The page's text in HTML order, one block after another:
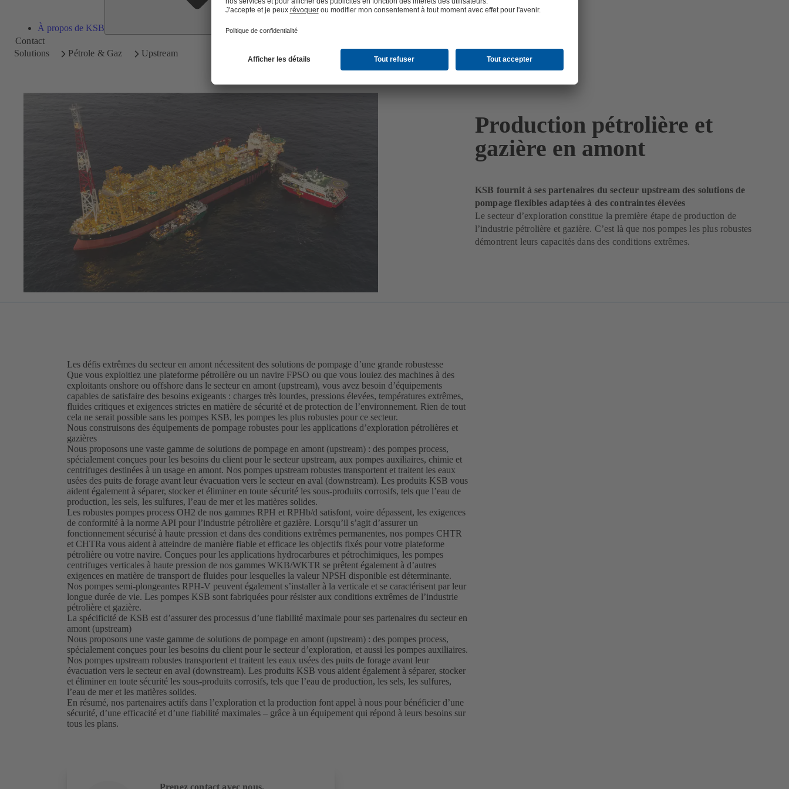
À propos de KSB
Contact
Solutions
Pétrole & Gaz Upstream
Production pétrolière et
gazière en amont
KSB fournit à ses partenaires du secteur upstream des solutions de
pompage flexibles adaptées à des contraintes élevées
Le secteur d’exploration constitue la première étape de production de
l’industrie pétrolière et gazière. C’est là que nos pompes les plus robustes
démontrent leurs capacités dans des conditions extrêmes.
Les défis extrêmes du secteur en amont nécessitent des solutions de pompage d’une grande robustesse
Que vous exploitiez une plateforme pétrolière ou un navire FPSO ou que vous louiez des machines à des
exploitants onshore ou offshore dans le secteur en amont (upstream), vous avez besoin d’équipements
capables de satisfaire des besoins exigeants : charges très lourdes, pressions élevées, températures extrêmes,
fluides critiques et exigences strictes en matière de sécurité et de protection de l’environnement. Rien de tout
cela ne serait possible sans les pompes KSB, les pompes les plus robustes pour ce secteur.
Nous construisons des équipements de pompage robustes pour les applications d’exploration pétrolières et
gazières
Nous proposons une vaste gamme de solutions de pompage en amont (upstream) : des pompes process,
spécialement conçues pour les besoins du client pour le secteur upstream, aux pompes auxiliaires, chimie et
centrifuges destinées à un usage en amont. Nos pompes upstream robustes transportent et traitent les eaux
usées des puits de forage avant leur évacuation vers le secteur en aval (downstream). Les produits KSB vous
aident également à séparer, stocker et éliminer en toute sécurité les sous-produits corrosifs, tels que l’eau de
production, les sels, les sulfures, l’eau de mer et les matières solides.
Les robustes pompes process OH2 de nos gammes RPH et RPHb/d satisfont, voire dépassent, les exigences
de conformité à la norme API pour l’industrie pétrolière et gazière. Lorsqu’il s’agit d’assurer un
fonctionnement sécurisé à haute pression et dans des conditions extrêmes permanentes, nos pompes CHTR
et CHTRa vous aident à atteindre de manière fiable et efficace les objectifs fixés pour votre plateforme
pétrolière ou votre navire. Conçues pour les applications hydrocarbures et pétrochimiques, les pompes
centrifuges verticales à haute pression de nos gammes WKB/WKTR se prêtent également à d’autres
exigences en matière de transport de fluides pour lesquelles la valeur NPSH disponible est déterminante.
Nos pompes semi-plongeantes RPH-V peuvent également s’installer à la verticale et se caractérisent par leur
longue durée de vie. Les pompes KSB sont fabriquées pour résister aux conditions extrêmes de l’industrie
pétrolière et gazière.
La spécificité de KSB est d’assurer des processus d’une fiabilité maximale pour ses partenaires du secteur en
amont (upstream)
Nous proposons une vaste gamme de solutions de pompage en amont (upstream) : des pompes process,
spécialement conçues pour les besoins du client pour le secteur d’exploration, et aussi les pompes auxiliaires.
Nos pompes upstream robustes transportent et traitent les eaux usées des puits de forage avant leur
évacuation vers le secteur en aval (downstream). Les produits KSB vous aident également à séparer, stocker
et éliminer en toute sécurité les sous-produits corrosifs, tels que l’eau de production, les sels, les sulfures,
l’eau de mer et les matières solides.
En résumé, nos partenaires actifs dans l’exploration et la production font appel à nous pour bénéficier d’une
sécurité, d’une efficacité et d’une fiabilité maximales – grâce à un équipement qui répond à leurs besoins sur
tous les plans.
Prenez contact avec nous.